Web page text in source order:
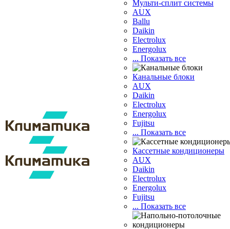
Мульти-сплит системы
AUX
Ballu
Daikin
Electrolux
Energolux
... Показать все
Канальные блоки
AUX
Dаikin
Electrolux
Energolux
Fujitsu
... Показать все
Кассетные кондиционеры
AUX
Daikin
Electrolux
Energolux
Fujitsu
... Показать все